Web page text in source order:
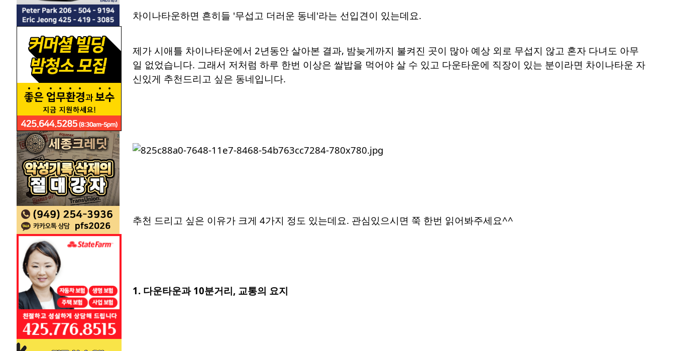
차이나타운하면 흔히들 '무섭고 더러운 동네'라는 선입견이 있는데요.
제가 시애틀 차이나타운에서 2년동안 살아본 결과, 밤늦게까지 불켜진 곳이 많아 예상 외로 무섭지 않고 혼자 다녀도 아무
일 없었습니다. 그래서 저처럼 하루 한번 이상은 쌀밥을 먹어야 살 수 있고 다운타운에 직장이 있는 분이라면 차이나타운 자
신있게 추천드리고 싶은 동네입니다.
추천 드리고 싶은 이유가 크게 4가지 정도 있는데요. 관심있으시면 쭉 한번 읽어봐주세요^^
1. 다운타운과 10분거리, 교통의 요지